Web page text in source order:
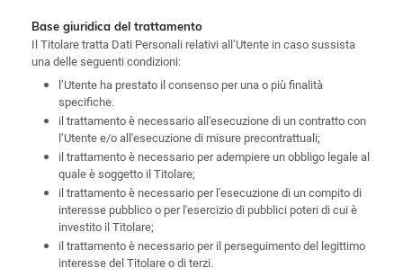
Base giuridica del trattamento
Il Titolare tratta Dati Personali relativi all’Utente in caso sussista
una delle seguenti condizioni:
l’Utente ha prestato il consenso per una o più finalità
specifiche.
il trattamento è necessario all'esecuzione di un contratto con
l’Utente e/o all'esecuzione di misure precontrattuali;
il trattamento è necessario per adempiere un obbligo legale al
quale è soggetto il Titolare;
il trattamento è necessario per l'esecuzione di un compito di
interesse pubblico o per l'esercizio di pubblici poteri di cui è
investito il Titolare;
il trattamento è necessario per il perseguimento del legittimo
interesse del Titolare o di terzi.